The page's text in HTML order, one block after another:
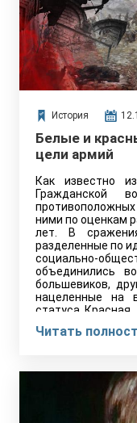
История
Белые и
цели армий
Как известно
Гражданской
ними по оценкам
лет. В
разделенные по
социально-
объединились
большевиков,
нацеленные на
статуса. Красная…
Читать